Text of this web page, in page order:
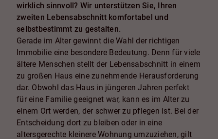
wirklich sinnvoll? Wir unterstützen Sie, Ihren
zweiten Lebensabschnitt komfortabel und
selbstbestimmt zu gestalten.
Gerade im Alter gewinnt die Wahl der richtigen
Immobilie eine besondere Bedeutung. Denn für viele
ältere Menschen stellt der Lebensabschnitt in einem
zu großen Haus eine zunehmende Herausforderung
dar. Obwohl das Haus in jüngeren Jahren perfekt
für eine Familie geeignet war, kann es im Alter zu
einem Ort werden, der schwer zu pflegen ist. Bei der
Entscheidung dort zu bleiben oder in eine
altersgerechte kleinere Wohnung umzuziehen, gilt